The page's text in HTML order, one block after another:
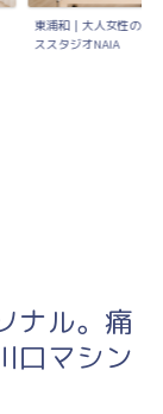
東浦和｜大人女性のた
ススタジオNAIA
ナル。痛
口マシン